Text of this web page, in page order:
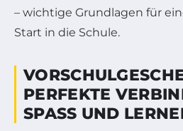
– wichtige Grundlagen für
Start in die Schule.
PERFEKTE
SPASS UND LERNEN